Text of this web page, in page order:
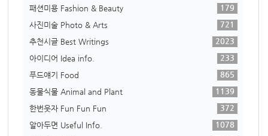
패션미용 Fashion & Beauty
179
사진미술 Photo & Arts
721
추천시글 Best Writings
2023
아이디어 Idea info.
233
푸드얘기 Food
865
동물식물 Animal and Plant
1139
한번웃자 Fun Fun Fun
372
알아두면 Useful Info.
1078